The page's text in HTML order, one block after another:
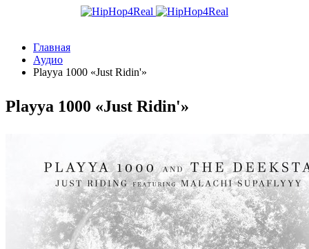
Главная
Аудио
Playya 1000 «Just Ridin'»
Playya 1000 «Just Ridin'»